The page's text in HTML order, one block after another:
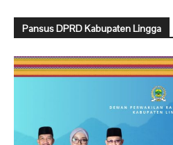
Pansus DPRD Kabupaten Lingga